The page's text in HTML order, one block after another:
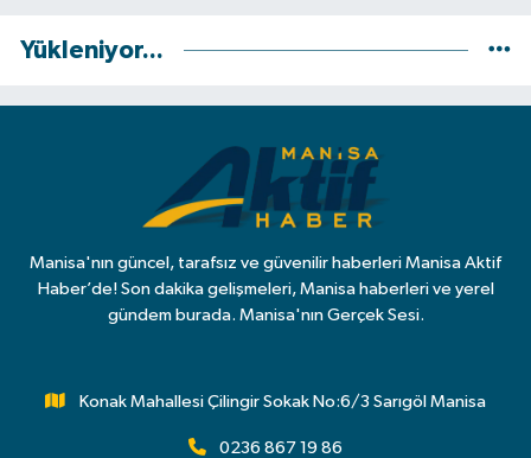
Yükleniyor...
Manisa'nın güncel, tarafsız ve güvenilir haberleri Manisa Aktif
Haber’de! Son dakika gelişmeleri, Manisa haberleri ve yerel
gündem burada. Manisa'nın Gerçek Sesi.
Konak Mahallesi Çilingir Sokak No:6/3 Sarıgöl Manisa
0236 867 19 86